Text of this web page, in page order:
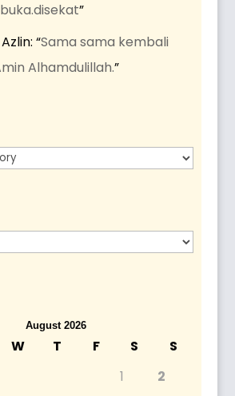
”
: “Sama sama kembali
Alhamdulillah.”
August 2026
W T F S
S
1
2